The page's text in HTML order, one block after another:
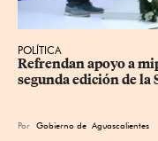
POLÍTICA
Refrendan apoyo a
segunda edición de la
Por Gobierno de Aguascalientes